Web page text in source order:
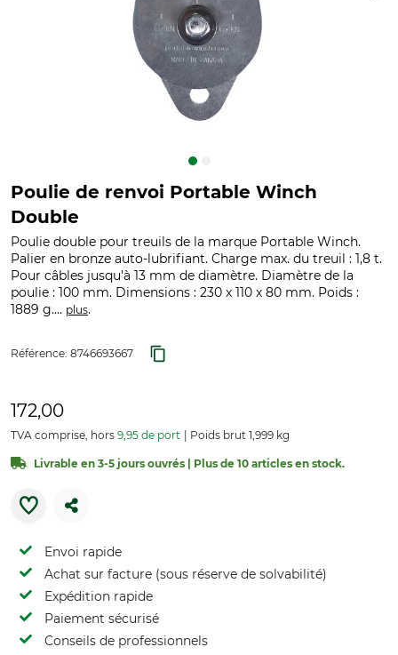
Poulie de renvoi Portable Winch
Double
Poulie double pour treuils de la marque Portable Winch.
Palier en bronze auto-lubrifiant. Charge max. du treuil : 1,8 t.
Pour câbles jusqu'à 13 mm de diamètre. Diamètre de la
poulie : 100 mm. Dimensions : 230 x 110 x 80 mm. Poids :
1889 g.... plus.
Référence: 8746693667
172,00
TVA comprise, hors 9,95 de port Poids brut 1,999 kg
Livrable en 3-5 jours ouvrés | Plus de 10 articles en stock.
Envoi rapide
Achat sur facture (sous réserve de solvabilité)
Expédition rapide
Paiement sécurisé
Conseils de professionnels